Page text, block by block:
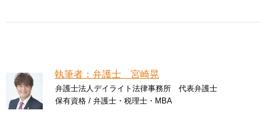
執筆者：弁護士 宮崎晃
弁護士法人デイライト法律事務所 代表弁護士
保有資格 / 弁護士・税理士・MBA